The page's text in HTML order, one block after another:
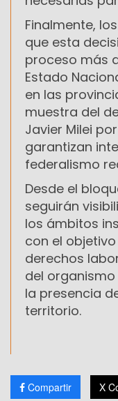
Finalmente,
que esta
proceso más
Estado
en las
muestra del
Javier Milei
garantizan
federalismo
Desde el
seguirán
los ámbitos
con el
derechos
del
la presencia
territorio.
Compartir X